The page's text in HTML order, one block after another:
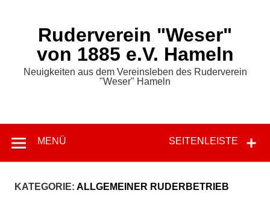
Ruderverein "Weser"
von 1885 e.V. Hameln
Neuigkeiten aus dem Vereinsleben des Ruderverein
"Weser" Hameln
SEITENLEISTE
MENÜ
KATEGORIE: ALLGEMEINER RUDERBETRIEB